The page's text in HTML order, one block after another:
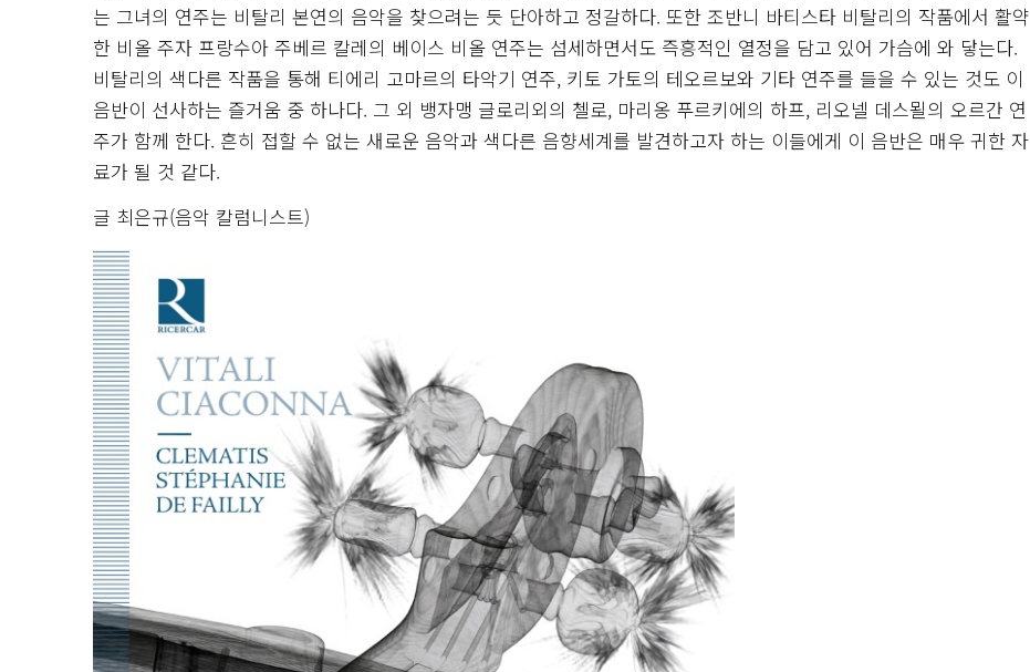
는 그녀의 연주는 비탈리 본연의 음악을 찾으려는 듯 단아하고 정갈하다. 또한 조반니 바티스타 비탈리의 작품에서 활약
한 비올 주자 프랑수아 주베르 칼레의 베이스 비올 연주는 섬세하면서도 즉흥적인 열정을 담고 있어 가슴에 와 닿는다.
비탈리의 색다른 작품을 통해 티에리 고마르의 타악기 연주, 키토 가토의 테오르보와 기타 연주를 들을 수 있는 것도 이
음반이 선사하는 즐거움 중 하나다. 그 외 뱅자맹 글로리외의 첼로, 마리옹 푸르키에의 하프, 리오넬 데스묄의 오르간 연
주가 함께 한다. 흔히 접할 수 없는 새로운 음악과 색다른 음향세계를 발견하고자 하는 이들에게 이 음반은 매우 귀한 자
료가 될 것 같다.
글 최은규(음악 칼럼니스트)